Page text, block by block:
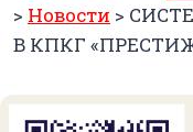
> Новости >
В КПКГ